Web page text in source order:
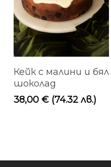
Кейк с малини и бял
шоколад
38,00 € (74.32 лв.)